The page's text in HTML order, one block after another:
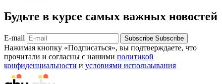
Будьте в курсе самых важных новостей
E-mail Subscribe Subscribe
Нажимая кнопку «Подписаться», вы подтверждаете, что
прочитали и согласны с нашими политикой
конфиденциальности и условиями использывания